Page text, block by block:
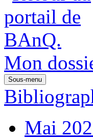
Mon
Sous-menu
Mai